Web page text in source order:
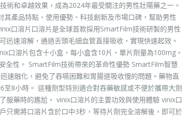
術和卓越效果，成為2024年最受關注的男性壯陽藥之一。
產品特點、使用優勢、科技創新及市場口碑，幫助男性
口溶片口溶片是全球首款採用SmartFilm技術研製的男性
速溶解，通過舌頭毛細血管直接吸收，實現快速起效。
口溶片包含十小盒，每小盒含10片，單片劑量為100mg。
全性。 SmartFilm技術帶來的革命性優勢 SmartFilm智慧
速融化，避免了吞嚥困難和胃腸道吸收慢的問題。藥物直
8小時。 這種劑型特別適合對吞藥敏感或不便於攜帶大劑
服藥時的尷尬。 vinix口溶片的主要功效與使用體驗 vinix口
只需將口溶片含於口中3秒，等待片劑完全溶解後，即可於